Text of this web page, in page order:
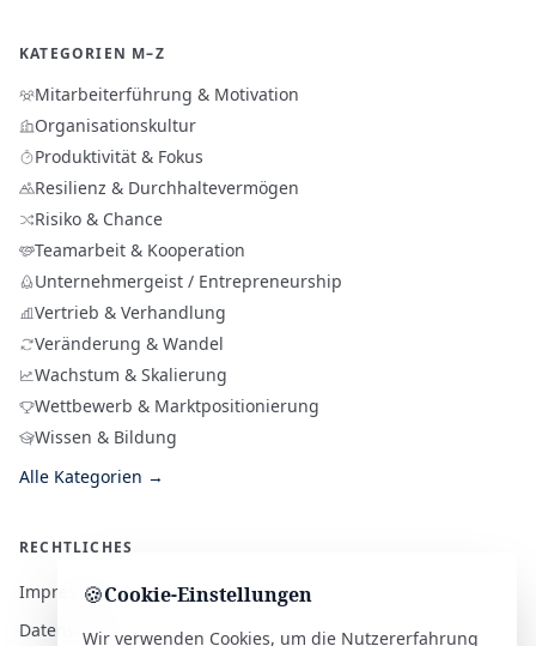
KATEGORIEN M–Z
Mitarbeiterführung & Motivation
Organisationskultur
Produktivität & Fokus
Resilienz & Durchhaltevermögen
Risiko & Chance
Teamarbeit & Kooperation
Unternehmergeist / Entrepreneurship
Vertrieb & Verhandlung
Veränderung & Wandel
Wachstum & Skalierung
Wettbewerb & Marktpositionierung
Wissen & Bildung
Alle Kategorien →
RECHTLICHES
Impressum
Datenschutz
🍪Cookie-Einstellungen
Wir verwenden Cookies, um die Nutzererfahrung